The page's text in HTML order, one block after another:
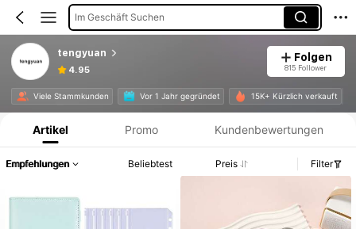
Im Geschäft Suchen
tengyuan
4.95
Folgen
815 Follower
Viele Stammkunden Vor 1 Jahr gegründet 15K+ Kürzlich verkauft
Produktinformation: Preisangabe, Verkaufs- und Lagerbestandsdetails.
Artikel Promo Kundenbewertungen
Empfehlungen Beliebtest Preis Filter